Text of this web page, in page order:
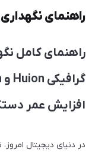
راهنمای نگهداری
راهنمای کامل
افزایش عمر